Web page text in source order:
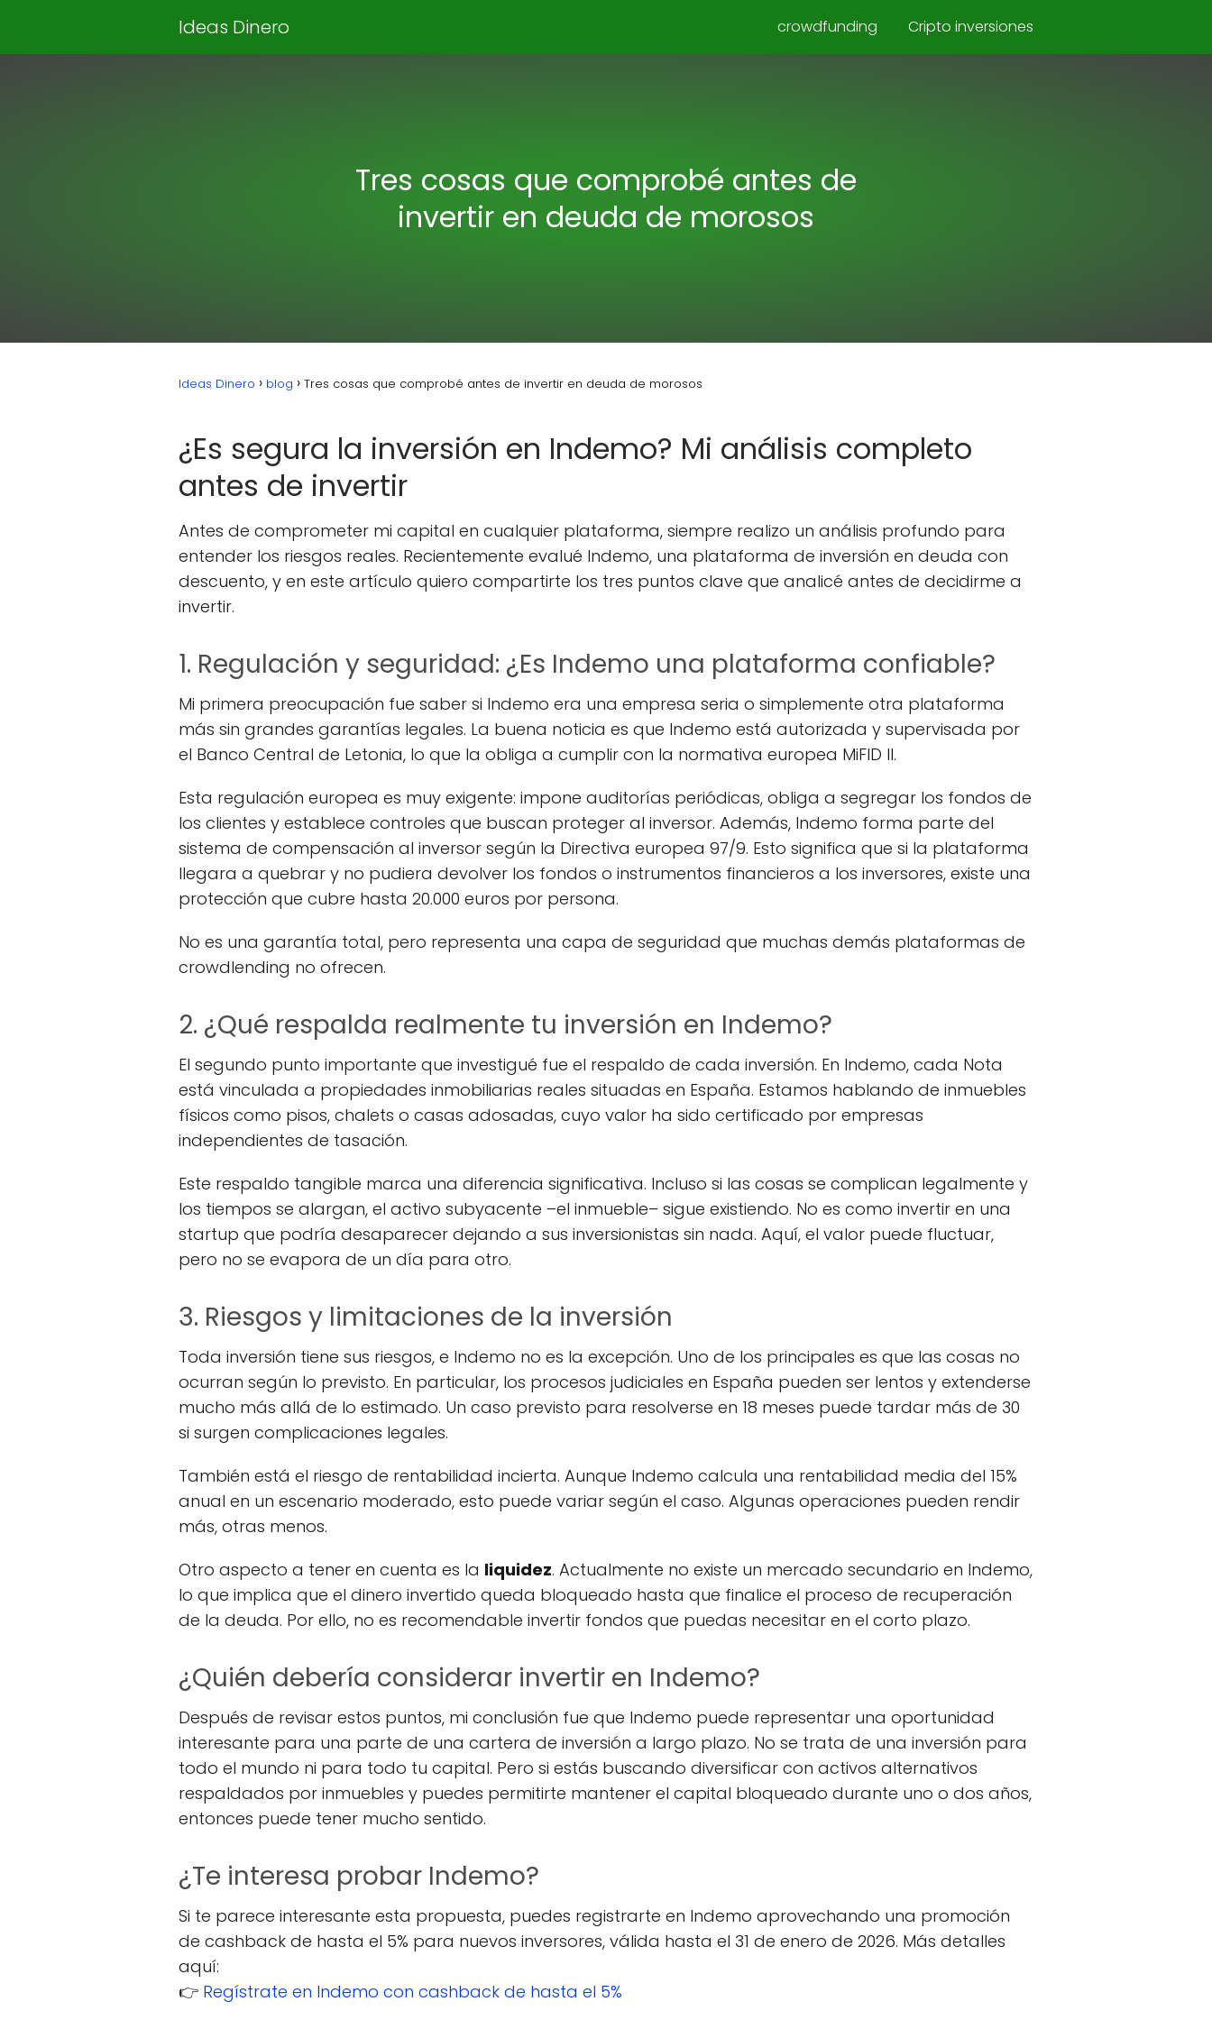
Ideas Dinero crowdfunding Cripto inversiones
Tres cosas que comprobé antes de
invertir en deuda de morosos
Ideas Dinero blog Tres cosas que comprobé antes de invertir en deuda de morosos
¿Es segura la inversión en Indemo? Mi análisis completo
antes de invertir
Antes de comprometer mi capital en cualquier plataforma, siempre realizo un análisis profundo para
entender los riesgos reales. Recientemente evalué Indemo, una plataforma de inversión en deuda con
descuento, y en este artículo quiero compartirte los tres puntos clave que analicé antes de decidirme a
invertir.
1. Regulación y seguridad: ¿Es Indemo una plataforma confiable?
Mi primera preocupación fue saber si Indemo era una empresa seria o simplemente otra plataforma
más sin grandes garantías legales. La buena noticia es que Indemo está autorizada y supervisada por
el Banco Central de Letonia, lo que la obliga a cumplir con la normativa europea MiFID II.
Esta regulación europea es muy exigente: impone auditorías periódicas, obliga a segregar los fondos de
los clientes y establece controles que buscan proteger al inversor. Además, Indemo forma parte del
sistema de compensación al inversor según la Directiva europea 97/9. Esto significa que si la plataforma
llegara a quebrar y no pudiera devolver los fondos o instrumentos financieros a los inversores, existe una
protección que cubre hasta 20.000 euros por persona.
No es una garantía total, pero representa una capa de seguridad que muchas demás plataformas de
crowdlending no ofrecen.
2. ¿Qué respalda realmente tu inversión en Indemo?
El segundo punto importante que investigué fue el respaldo de cada inversión. En Indemo, cada Nota
está vinculada a propiedades inmobiliarias reales situadas en España. Estamos hablando de inmuebles
físicos como pisos, chalets o casas adosadas, cuyo valor ha sido certificado por empresas
independientes de tasación.
Este respaldo tangible marca una diferencia significativa. Incluso si las cosas se complican legalmente y
los tiempos se alargan, el activo subyacente –el inmueble– sigue existiendo. No es como invertir en una
startup que podría desaparecer dejando a sus inversionistas sin nada. Aquí, el valor puede fluctuar,
pero no se evapora de un día para otro.
3. Riesgos y limitaciones de la inversión
Toda inversión tiene sus riesgos, e Indemo no es la excepción. Uno de los principales es que las cosas no
ocurran según lo previsto. En particular, los procesos judiciales en España pueden ser lentos y extenderse
mucho más allá de lo estimado. Un caso previsto para resolverse en 18 meses puede tardar más de 30
si surgen complicaciones legales.
También está el riesgo de rentabilidad incierta. Aunque Indemo calcula una rentabilidad media del 15%
anual en un escenario moderado, esto puede variar según el caso. Algunas operaciones pueden rendir
más, otras menos.
Otro aspecto a tener en cuenta es la liquidez. Actualmente no existe un mercado secundario en Indemo,
lo que implica que el dinero invertido queda bloqueado hasta que finalice el proceso de recuperación
de la deuda. Por ello, no es recomendable invertir fondos que puedas necesitar en el corto plazo.
¿Quién debería considerar invertir en Indemo?
Después de revisar estos puntos, mi conclusión fue que Indemo puede representar una oportunidad
interesante para una parte de una cartera de inversión a largo plazo. No se trata de una inversión para
todo el mundo ni para todo tu capital. Pero si estás buscando diversificar con activos alternativos
respaldados por inmuebles y puedes permitirte mantener el capital bloqueado durante uno o dos años,
entonces puede tener mucho sentido.
¿Te interesa probar Indemo?
Si te parece interesante esta propuesta, puedes registrarte en Indemo aprovechando una promoción
de cashback de hasta el 5% para nuevos inversores, válida hasta el 31 de enero de 2026. Más detalles
aquí:
👉 Regístrate en Indemo con cashback de hasta el 5%